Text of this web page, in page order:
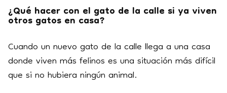
¿Qué hacer con el gato de la calle si ya viven
otros gatos en casa?
Cuando un nuevo gato de la calle llega a una casa
donde viven más felinos es una situación más difícil
que si no hubiera ningún animal.